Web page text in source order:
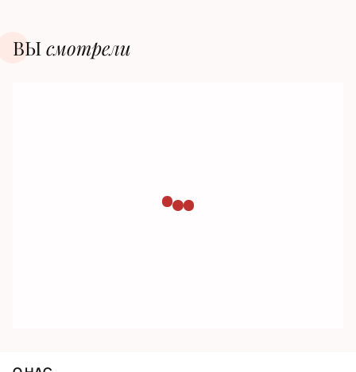
ВЫсмотрели